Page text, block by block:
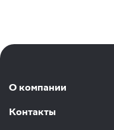
О компании
Контакты